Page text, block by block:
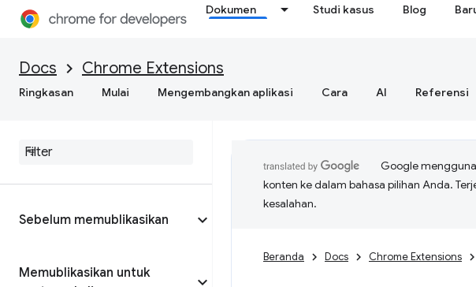
Dokumen Studi kasus Blog
Docs Chrome Extensions
Ringkasan Mulai Mengembangkan aplikasi Cara AI Referensi
Sebelum memublikasikan
Memublikasikan untuk
Google
konten ke dalam bahasa pilihan Anda.
kesalahan.
Beranda Docs Chrome Extensions